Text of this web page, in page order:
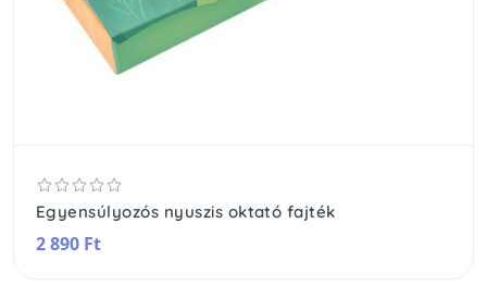
Egyensúlyozós nyuszis oktató fajték
2 890 Ft